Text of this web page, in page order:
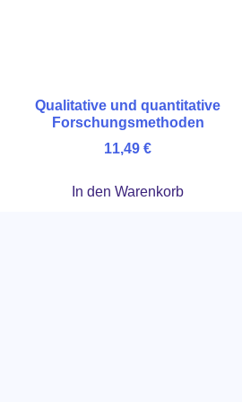
Qualitative und quantitative
Forschungsmethoden
11,49 €
In den Warenkorb